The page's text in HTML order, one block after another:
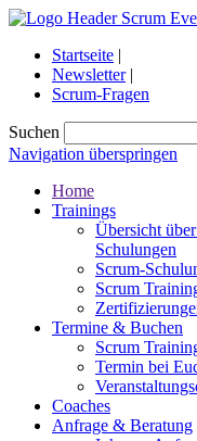
Startseite |
Newsletter|
Scrum-Fragen
Suchen
Navigation überspringen
Home
Trainings
Übersicht
Schulungen
Scrum-
Scrum
Termine & Buchen
Scrum
Termin bei
Coaches
Anfrage & Beratung